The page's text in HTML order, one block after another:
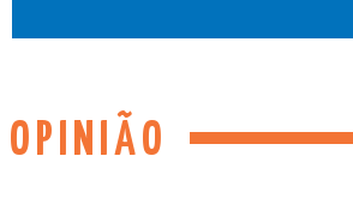
OPINIÃO